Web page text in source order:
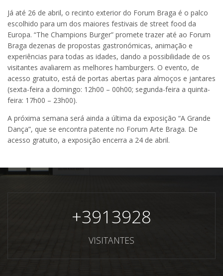
Já até 26 de abril, o recinto exterior do Forum Braga é o palco
escolhido para um dos maiores festivais de street food da
Europa. “The Champions Burger” promete trazer até ao Forum
Braga dezenas de propostas gastronómicas, animação e
experiências para todas as idades, dando a possibilidade de os
visitantes avaliarem as melhores hamburgers. O evento, de
acesso gratuito, está de portas abertas para almoços e jantares
(sexta-feira a domingo: 12h00 – 00h00; segunda-feira a quinta-
feira: 17h00 – 23h00).
A próxima semana será ainda a última da exposição “A Grande
Dança”, que se encontra patente no Forum Arte Braga. De
acesso gratuito, a exposição encerra a 24 de abril.
+3913928
VISITANTES